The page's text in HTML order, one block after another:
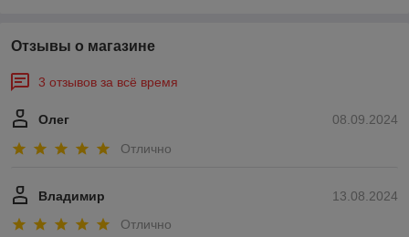
Отзывы о магазине
3 отзывов за всё время
08.09.2024
Олег
Отлично
13.08.2024
Владимир
Отлично